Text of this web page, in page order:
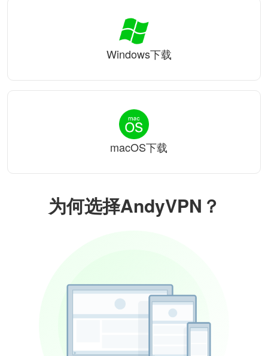
为何选择AndyVPN？
Windows下载
macOS下载